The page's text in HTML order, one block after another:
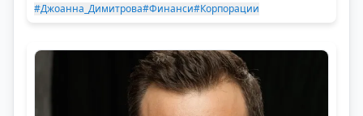
#Джоанна_Димитрова#Финанси#Корпорации